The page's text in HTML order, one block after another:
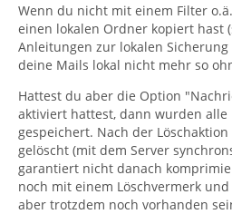
Wenn du nicht mit einem Filter
einen lokalen Ordner kopiert hast
Anleitungen zur lokalen
deine Mails lokal nicht mehr so
Hattest du aber die Option
aktiviert hattest, dann wurden
gespeichert. Nach der
gelöscht (mit dem Server
garantiert nicht danach
noch mit einem Löschvermerk
aber trotzdem noch vorhanden